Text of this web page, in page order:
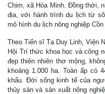
Chim, xã Hòa Minh. Đồng thời,
địa, với hành trình du lịch từ
mô hình du lịch nông nghiệp
Theo Tiến sĩ Tạ Duy Linh, Viện
Hội Trí thức khoa học và công
đẹp thiên nhiên thơ mộng,
khoảng 1.000 ha. Toàn ấp có
khẩu. Đời sống kinh tế của
thủy sản và sản xuất nông